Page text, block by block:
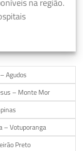
Agudos
– Monte Mor
– Votuporanga
Preto